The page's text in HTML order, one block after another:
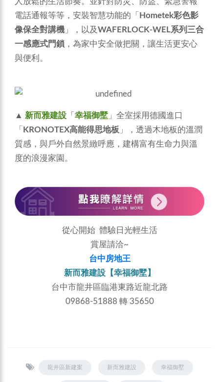
電話通報等等，安裝智慧功能的「 Hometek彩色影
像保全對講機 」，以及WAFERLOCK-WEL系列三合
一感應式門鎖 ，為家中安全做把關，讓生活更安心
與便利。
▲ 新而雅建設 「 幸福御墅 」全室採用德國進口
「 KRONOTEX高能得思地板 」，透過木地板的溫潤
質感，與戶外自然景緻呼應，建構富有生命力與溫
度的浪漫家園。
從心開始 體驗日光輕生活
賞屋請洽~
台中房地王
新而雅建設【幸福御墅】
台中市龍井區臨港東路近龍北路
09868-51888 轉 35650
龍井區新建案 新而雅建設 幸福御墅